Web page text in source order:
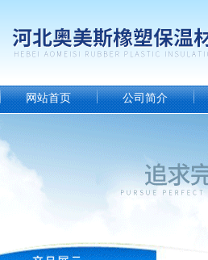
网站首页 公司简介